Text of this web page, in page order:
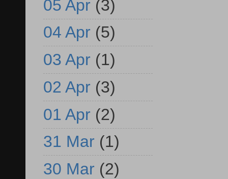
05 Apr (3)
04 Apr (5)
03 Apr (1)
02 Apr (3)
01 Apr (2)
31 Mar (1)
30 Mar (2)